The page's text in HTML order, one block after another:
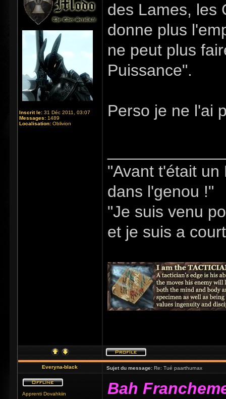
Inscrit le: 31 Déc 2011, 03:07
Messages: 1489
Localisation: Oblivion
des Lames, les
donne plus
ne peut plus
Puissance".
Perso je ne l'ai
"Avant t'était
dans l'genou !"
"Je suis venu
et je suis a
Everyna-black Sujet du message: Re: Tué paarthurnax
Apprenti Dovahkiin
Bah